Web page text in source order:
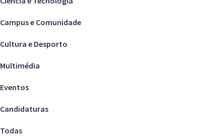
Acreditações A3ES
Campus e Comunidade
Cultura e Desporto
Multimédia
Eventos
Candidaturas
Todas